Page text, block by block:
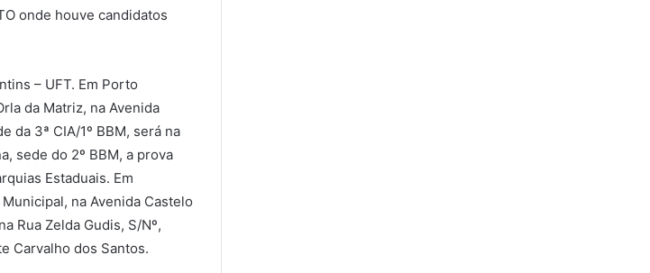
onde houve candidatos
– UFT. Em Porto
da Matriz, na Avenida
da 3ª CIA/1º BBM, será na
sede do 2º BBM, a prova
Estaduais. Em
na Avenida Castelo
Rua Zelda Gudis, S/Nº,
Carvalho dos Santos.